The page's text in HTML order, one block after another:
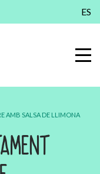
ES
AMB SALSA DE LLIMONA